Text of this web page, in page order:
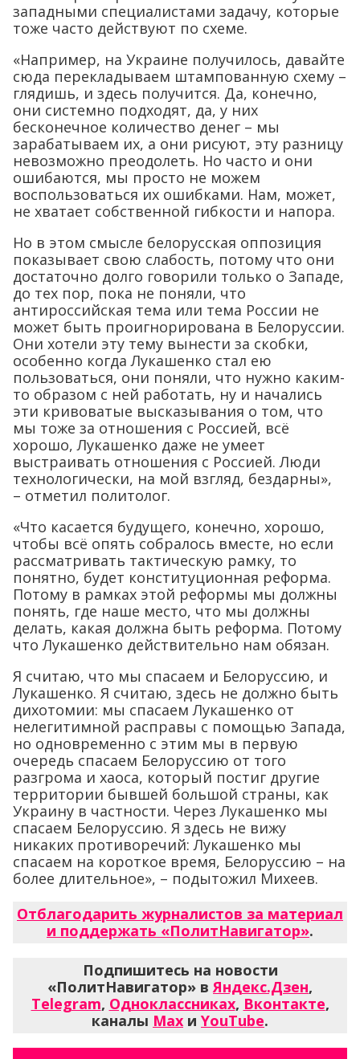
западными специалистами задачу, которые
тоже часто действуют по схеме.
«Например, на Украине получилось, давайте
сюда перекладываем штампованную схему –
глядишь, и здесь получится. Да, конечно,
они системно подходят, да, у них
бесконечное количество денег – мы
зарабатываем их, а они рисуют, эту разницу
невозможно преодолеть. Но часто и они
ошибаются, мы просто не можем
воспользоваться их ошибками. Нам, может,
не хватает собственной гибкости и напора.
Но в этом смысле белорусская оппозиция
показывает свою слабость, потому что они
достаточно долго говорили только о Западе,
до тех пор, пока не поняли, что
антироссийская тема или тема России не
может быть проигнорирована в Белоруссии.
Они хотели эту тему вынести за скобки,
особенно когда Лукашенко стал ею
пользоваться, они поняли, что нужно каким-
то образом с ней работать, ну и начались
эти кривоватые высказывания о том, что
мы тоже за отношения с Россией, всё
хорошо, Лукашенко даже не умеет
выстраивать отношения с Россией. Люди
технологически, на мой взгляд, бездарны»,
– отметил политолог.
«Что касается будущего, конечно, хорошо,
чтобы всё опять собралось вместе, но если
рассматривать тактическую рамку, то
понятно, будет конституционная реформа.
Потому в рамках этой реформы мы должны
понять, где наше место, что мы должны
делать, какая должна быть реформа. Потому
что Лукашенко действительно нам обязан.
Я считаю, что мы спасаем и Белоруссию, и
Лукашенко. Я считаю, здесь не должно быть
дихотомии: мы спасаем Лукашенко от
нелегитимной расправы с помощью Запада,
но одновременно с этим мы в первую
очередь спасаем Белоруссию от того
разгрома и хаоса, который постиг другие
территории бывшей большой страны, как
Украину в частности. Через Лукашенко мы
спасаем Белоруссию. Я здесь не вижу
никаких противоречий: Лукашенко мы
спасаем на короткое время, Белоруссию – на
более длительное», – подытожил Михеев.
Отблагодарить журналистов за материал
и поддержать «ПолитНавигатор».
Подпишитесь на новости
«ПолитНавигатор» вЯндекс.Дзен,
Telegram, Одноклассниках, Вконтакте,
каналы Max и YouTube.